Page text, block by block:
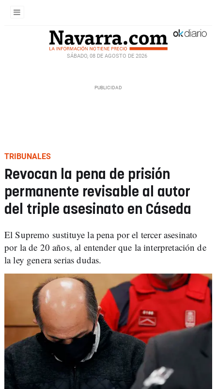
SÁBADO, 08 DE AGOSTO DE 2026
TRIBUNALES
Revocan la pena de prisión
permanente revisable al autor
del triple asesinato en Cáseda
El Supremo sustituye la pena por el tercer asesinato
por la de 20 años, al entender que la interpretación de
la ley genera serias dudas.